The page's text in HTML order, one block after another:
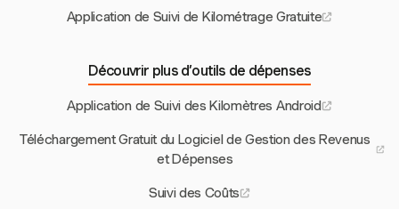
Application de Suivi de Kilométrage Gratuite
Découvrir plus d’outils de dépenses
Application de Suivi des Kilomètres Android
Téléchargement Gratuit du Logiciel de Gestion des Revenus
et Dépenses
Suivi des Coûts